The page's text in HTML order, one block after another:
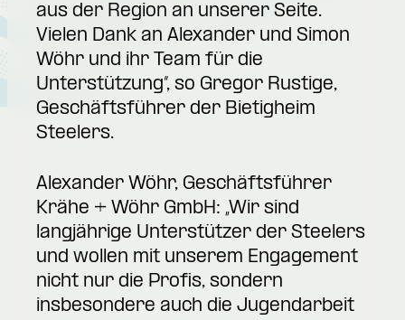
aus der Region an unserer Seite.
Vielen Dank an Alexander und Simon
Wöhr und ihr Team für die
Unterstützung“, so Gregor Rustige,
Geschäftsführer der Bietigheim
Steelers.
Alexander Wöhr, Geschäftsführer
Krähe + Wöhr GmbH: „Wir sind
langjährige Unterstützer der Steelers
und wollen mit unserem Engagement
nicht nur die Profis, sondern
insbesondere auch die Jugendarbeit